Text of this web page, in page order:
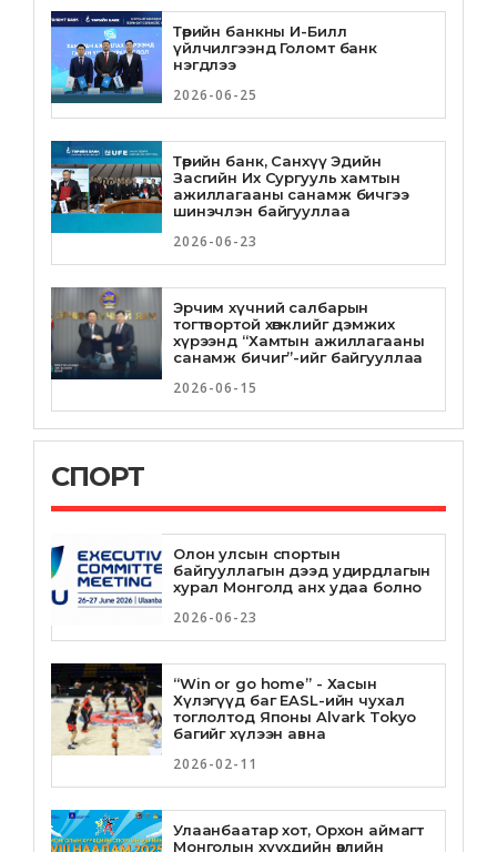
2019-01-09
ОРОН НУТГААС ИРСЭН
ХАВДАРТАЙ ӨВЧТӨНҮҮДИЙГ
2019-01-09
ТҮГЖРЭЛИЙГ БУУРУУЛАХ
АЖЛЫН ХЭСГИЙНХНИЙ
ТАЙЛАНГ СОНСОЖ, ҮҮРЭГ
2019-01-04
ДАРС УУЖ ХОРДЛОГОД
ОРСОН ГУРВАН НАСТАЙ
ХҮҮХДИЙН ЭЭЖИЙГ 300
МЯНГАН ТӨГРӨГӨӨР
ТОРГОЖЭЭ
2019-01-01
ХӨГЖЛИЙН БЭРХШЭЭЛТЭЙ
АВЛАГЫГ ТАНИЛЦУУЛЛАА
2018-12-14
НӨАТ-ЫН УРАМШУУЛЛЫН
СУГАЛААНЫ ТОХИРОЛ ЭНЭ
ЯВАГДАНА
Төрийн банкны И-Билл
үйлчилгээнд Голомт банк
нэгдлээ
2026-06-25
Төрийн банк, Санхүү Эдийн
Засгийн Их Сургууль хамтын
ажиллагааны санамж бичгээ
шинэчлэн байгууллаа
2026-06-23
Эрчим хүчний салбарын
тогтвортой хөгжлийг дэмжих
хүрээнд “Хамтын ажиллагааны
санамж бичиг”-ийг байгууллаа
2026-06-15
СПОРТ
Олон улсын спортын
байгууллагын дээд удирдлагын
хурал Монголд анх удаа болно
2026-06-23
“Win or go home” - Хасын
Хүлэгүүд баг EASL-ийн чухал
тоглолтод Японы Alvark Tokyo
багийг хүлээн авна
2026-02-11
Улаанбаатар хот, Орхон аймагт
Монголын хүүхдийн өвлийн